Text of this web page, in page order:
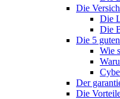
Die
Die
Die
Die 5
Wie
Der
Die